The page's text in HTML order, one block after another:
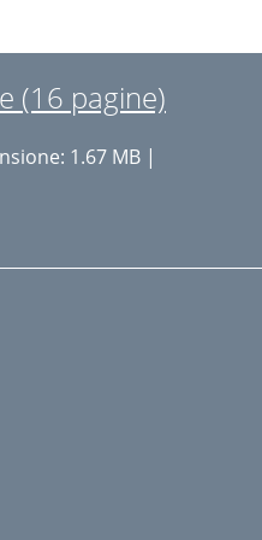
(16 pagine)
1.67 MB |